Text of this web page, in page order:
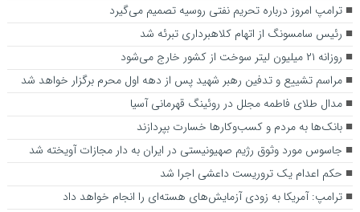
ترامپ امروز درباره تحریم نفتی روسیه تصمیم می‌گیرد
رئیس سامسونگ از اتهام کلاهبرداری تبرئه شد
روزانه ۲۱ میلیون لیتر سوخت از کشور خارج می‌شود
مراسم تشییع و تدفین رهبر شهید پس از دهه اول محرم برگزار خواهد شد
مدال طلای فاطمه مجلل در روئینگ قهرمانی آسیا
بانک‌ها به مردم و کسب‌وکارها خسارت بپردازند
جاسوس مورد وثوق رژیم صهیونیستی در ایران به دار مجازات آویخته شد
حکم اعدام یک تروریست داعشی اجرا شد
ترامپ: آمریکا به زودی آزمایش‌های هسته‌ای را انجام خواهد داد